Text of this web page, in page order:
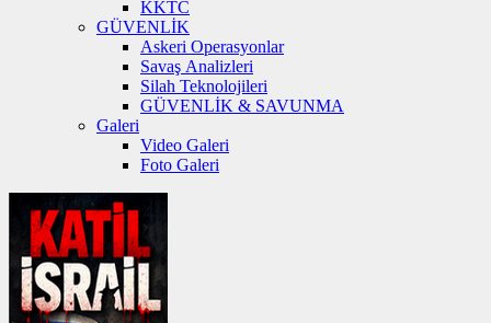
KKTC
GÜVENLİK
Askeri Operasyonlar
Savaş Analizleri
Silah Teknolojileri
GÜVENLİK & SAVUNMA
Galeri
Video Galeri
Foto Galeri